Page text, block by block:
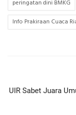
peringatan dini BMKG
Info Prakiraan Cuaca
UIR Sabet Juara